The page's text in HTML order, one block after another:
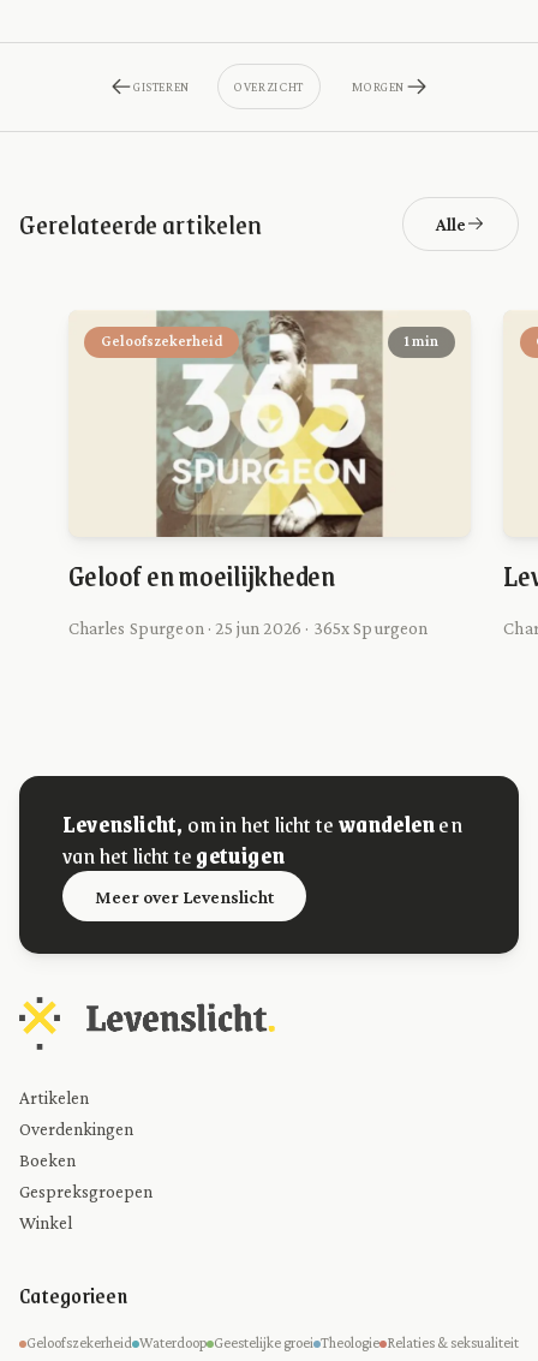
GISTEREN OVERZICHT MORGEN
Gerelateerde artikelen Alle
Geloofszekerheid 1 min
Geloof en moeilijkheden
Charles Spurgeon · 25 jun 2026 · 365x Spurgeon
Levenslicht, om in het licht tewandelenen
van het licht tegetuigen
Meer over Levenslicht
Artikelen
Overdenkingen
Boeken
Gespreksgroepen
Winkel
Categorieen
Geloofszekerheid Waterdoop Geestelijke groei Theologie Relaties & seksualiteit